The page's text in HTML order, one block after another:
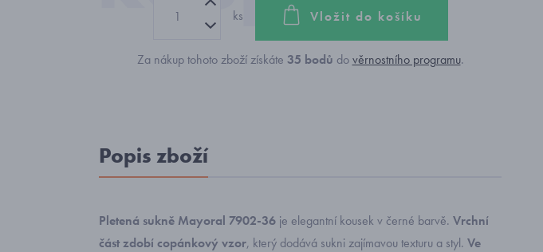
ks Vložit do košíku
Za nákup tohoto zboží získáte 35 bodů dověrnostního programu.
Popis zboží
Pletená sukně Mayoral 7902-36 je elegantní kousek v černé barvě. Vrchní
část zdobí copánkový vzor, který dodává sukni zajímavou texturu a styl. Ve